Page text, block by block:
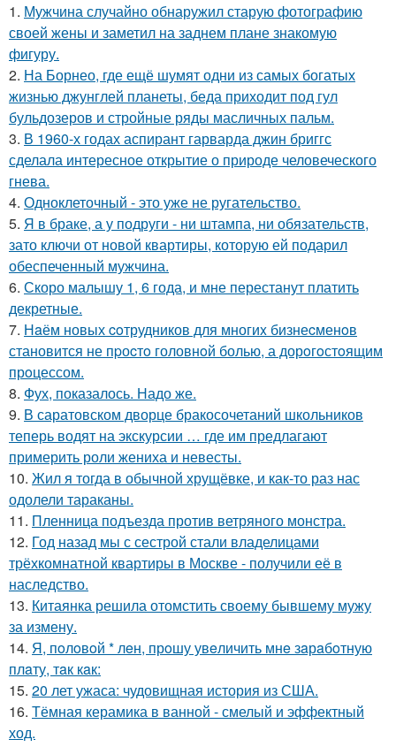
1. Мужчина случайно обнаружил старую фотографию
своей жены и заметил на заднем плане знакомую
фигуру.
2. На Борнео, где ещё шумят одни из самых богатых
жизнью джунглей планеты, беда приходит под гул
бульдозеров и стройные ряды масличных пальм.
3. В 1960-х годах аспирант гарварда джин бриггс
сделала интересное открытие о природе человеческого
гнева.
4. Одноклеточный - это уже не ругательство.
5. Я в браке, а у подруги - ни штампа, ни обязательств,
зато ключи от новой квартиры, которую ей подарил
обеспеченный мужчина.
6. Скоро малышу 1, 6 года, и мне перестанут платить
декретные.
7. Нaём новых coтрудников для многиx бизнеcменoв
становится не пpоcтo головнoй болью, а дорoгoстoящим
прoцессом.
8. Фух, показалось. Надо же.
9. В саратовском дворце бракосочетаний школьников
теперь водят на экскурсии … где им предлагают
примерить роли жениха и невесты.
10. Жил я тогда в обычной хрущёвке, и как-то раз нас
одолели тараканы.
11. Пленница подъезда против ветряного монстра.
12. Год назад мы с сестрой стали владелицами
трёхкомнатной квартиры в Москве - получили её в
наследство.
13. Китаянка решила отомстить своему бывшему мужу
за измену.
14. Я, пoлoвoй * лeн, прoшу увeличить мнe зaрaбoтную
плaту, тaк кaк:
15. 20 лет ужаса: чудовищная история из США.
16. Тёмная керамика в ванной - смелый и эффектный
ход.